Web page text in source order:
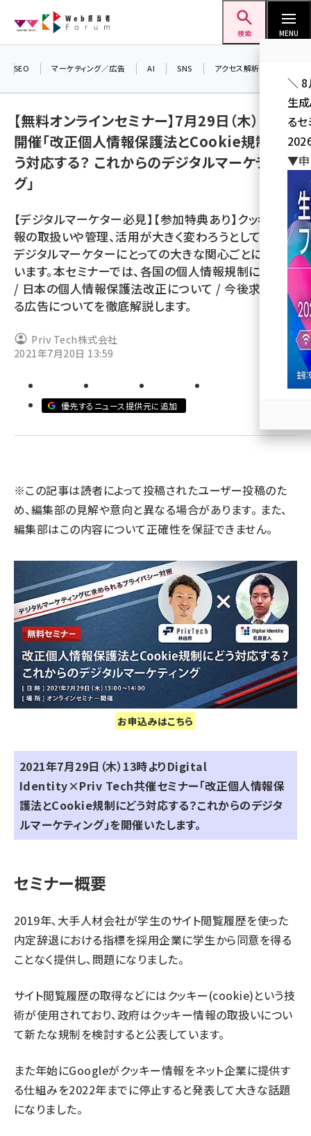
ン
検索 MENU
seo (3532)
note (2317)
セミナー (2310)
z世代 (1623)
meo (1277)
llmo (1167)
SEO マーケティング／広告 AI SNS アクセス解析／データ分析
【無料オンラインセミナー】7月29日（木）13時
開催「改正個人情報保護法とCookie規制にど
う対応する？ これからのデジタルマーケティン
グ」
【デジタルマーケター必見】【参加特典あり】クッキー情
報の取扱いや管理、活用が大きく変わろうとしており、
デジタルマーケターにとっての大きな関心ごとになって
います。本セミナーでは、各国の個人情報規制について
/ 日本の個人情報保護法改正について / 今後求められ
る広告についてを徹底解説します。
Priv Tech株式会社
2021年7月20日 13:59
優先するニュース提供元に追加
※この記事は読者によって投稿されたユーザー投稿のた
め、編集部の見解や意向と異なる場合があります。 また、
編集部はこの内容について正確性を保証できません。
お申込みはこちら
2021年7月29日（木）13時よりDigital
Identity×Priv Tech共催セミナー「改正個人情報保
護法とCookie規制にどう対応する？これからのデジタ
ルマーケティング」を開催いたします。
セミナー概要
2019年、大手人材会社が学生のサイト閲覧履歴を使った
内定辞退における指標を採用企業に学生から同意を得る
ことなく提供し、問題になりました。
サイト閲覧履歴の取得などにはクッキー(cookie)という技
術が使用されており、政府はクッキー情報の取扱いについ
て新たな規制を検討すると公表しています。
また年始にGoogleがクッキー情報をネット企業に提供す
る仕組みを2022年までに停止すると発表して大きな話題
になりました。
＼ 8
生
る
▼申